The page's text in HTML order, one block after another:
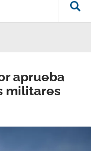
aprueba
militares